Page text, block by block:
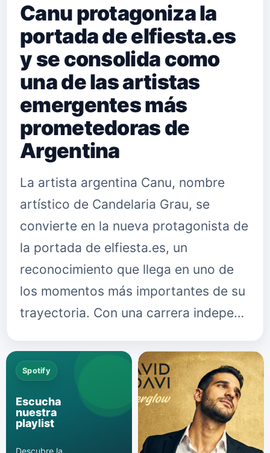
Canu protagoniza la
portada de elfiesta.es
y se consolida como
una de las artistas
emergentes más
prometedoras de
Argentina
La artista argentina Canu, nombre
artístico de Candelaria Grau, se
convierte en la nueva protagonista de
la portada de elfiesta.es, un
reconocimiento que llega en uno de
los momentos más importantes de su
trayectoria. Con una carrera indepe…
Spotify
Escucha
nuestra
playlist
Descubre la